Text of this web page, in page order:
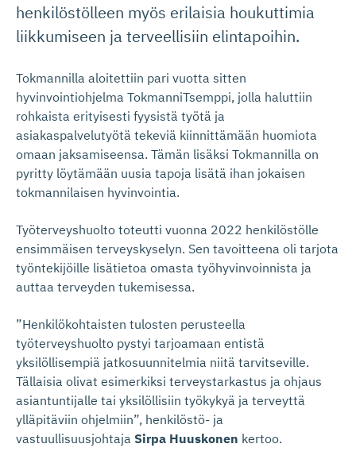
henkilöstölleen myös erilaisia houkuttimia
liikkumiseen ja terveellisiin elintapoihin.
Tokmannilla aloitettiin pari vuotta sitten
hyvinvointiohjelma TokmanniTsemppi, jolla haluttiin
rohkaista erityisesti fyysistä työtä ja
asiakaspalvelutyötä tekeviä kiinnittämään huomiota
omaan jaksamiseensa. Tämän lisäksi Tokmannilla on
pyritty löytämään uusia tapoja lisätä ihan jokaisen
tokmannilaisen hyvinvointia.
Työterveyshuolto toteutti vuonna 2022 henkilöstölle
ensimmäisen terveyskyselyn. Sen tavoitteena oli tarjota
työntekijöille lisätietoa omasta työhyvinvoinnista ja
auttaa terveyden tukemisessa.
”Henkilökohtaisten tulosten perusteella
työterveyshuolto pystyi tarjoamaan entistä
yksilöllisempiä jatkosuunnitelmia niitä tarvitseville.
Tällaisia olivat esimerkiksi terveystarkastus ja ohjaus
asiantuntijalle tai yksilöllisiin työkykyä ja terveyttä
ylläpitäviin ohjelmiin”, henkilöstö- ja
vastuullisuusjohtaja Sirpa Huuskonen kertoo.